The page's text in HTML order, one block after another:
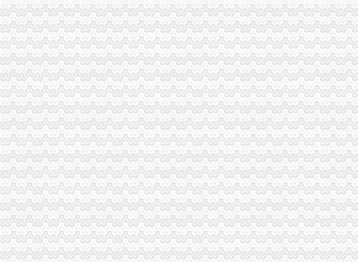
[交通]重庆江北机场海关挂牌国际航线年内覆盖全球的相关推荐-证券之
重庆海关2012年报关员报名缴费事项_重庆报关员报名公告-
重庆6家企业获海关总署“AA”认证-中新网
重庆海关关于2008年报关员报名现场确认有关问题的通知-报关员
重庆海关助推中欧班列（重庆）规模化运邮-评论频道-华龙网
2015年国家公务员【重庆海关】录用报到通知_中公网校
中华共和国青岛海关
重庆海关2012年公开遴选公务员报名况公示-中华网
重庆海关优化监管服务助力跨境电商快速发展-评论频道-华龙网
重庆保税区-搜百科
2015年国家公务员重庆海关寄送资格复审材料通知-国家公务员考